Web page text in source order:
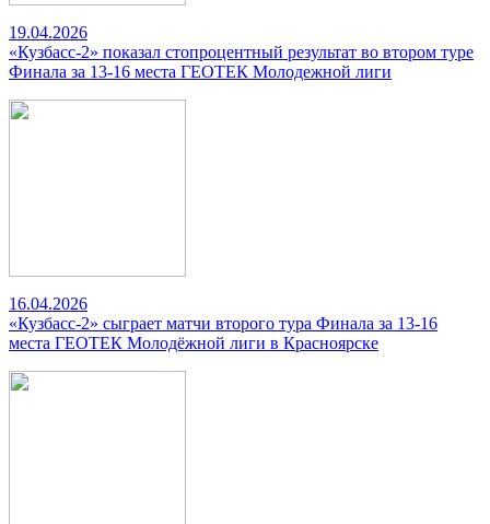
19.04.2026
«Кузбасс-2» показал стопроцентный результат во втором туре
Финала за 13-16 места ГЕОТЕК Молодежной лиги
16.04.2026
«Кузбасс-2» сыграет матчи второго тура Финала за 13-16
места ГЕОТЕК Молодёжной лиги в Красноярске